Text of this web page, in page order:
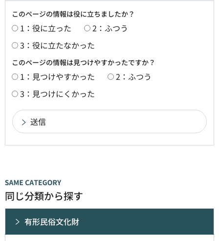
このページの情報は役に立ちましたか？
1：役に立った
2：ふつう
3：役に立たなかった
このページの情報は見つけやすかったですか？
1：見つけやすかった
2：ふつう
3：見つけにくかった
同じ分類から探す
有形民俗文化財